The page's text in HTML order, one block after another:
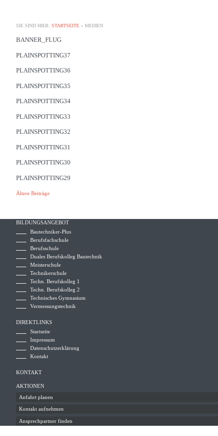
SIE SIND HIER:STARTSEITE »MEDIEN
BANNER_FLUG
PLAINSPOTTING37
PLAINSPOTTING36
PLAINSPOTTING35
PLAINSPOTTING34
PLAINSPOTTING33
PLAINSPOTTING32
PLAINSPOTTING31
PLAINSPOTTING30
PLAINSPOTTING29
BEITRAGSNAVIGATION
Ältere Beiträge
BILDUNGSANGEBOT
Bautechniker-Plus
Berufsfachschule
Berufsschule
Duales Berufskolleg Bautechnik
Meisterschule
Technikerschule
Techn. Berufskolleg 1
Techn. Berufskolleg 2
Technisches Gymnasium
Vermessungstechnik
DIREKTLINKS
Startseite
Impressum
Datenschutzerklärung
Kontakt
KONTAKT
AKTIONEN
Anfahrt planen
Kontakt aufnehmen
Ansprechpartner finden